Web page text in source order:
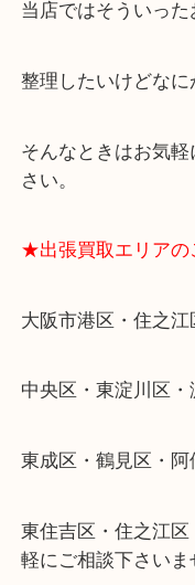
★特殊査定依頼の
遺品整理・生前整
物を整理するケー